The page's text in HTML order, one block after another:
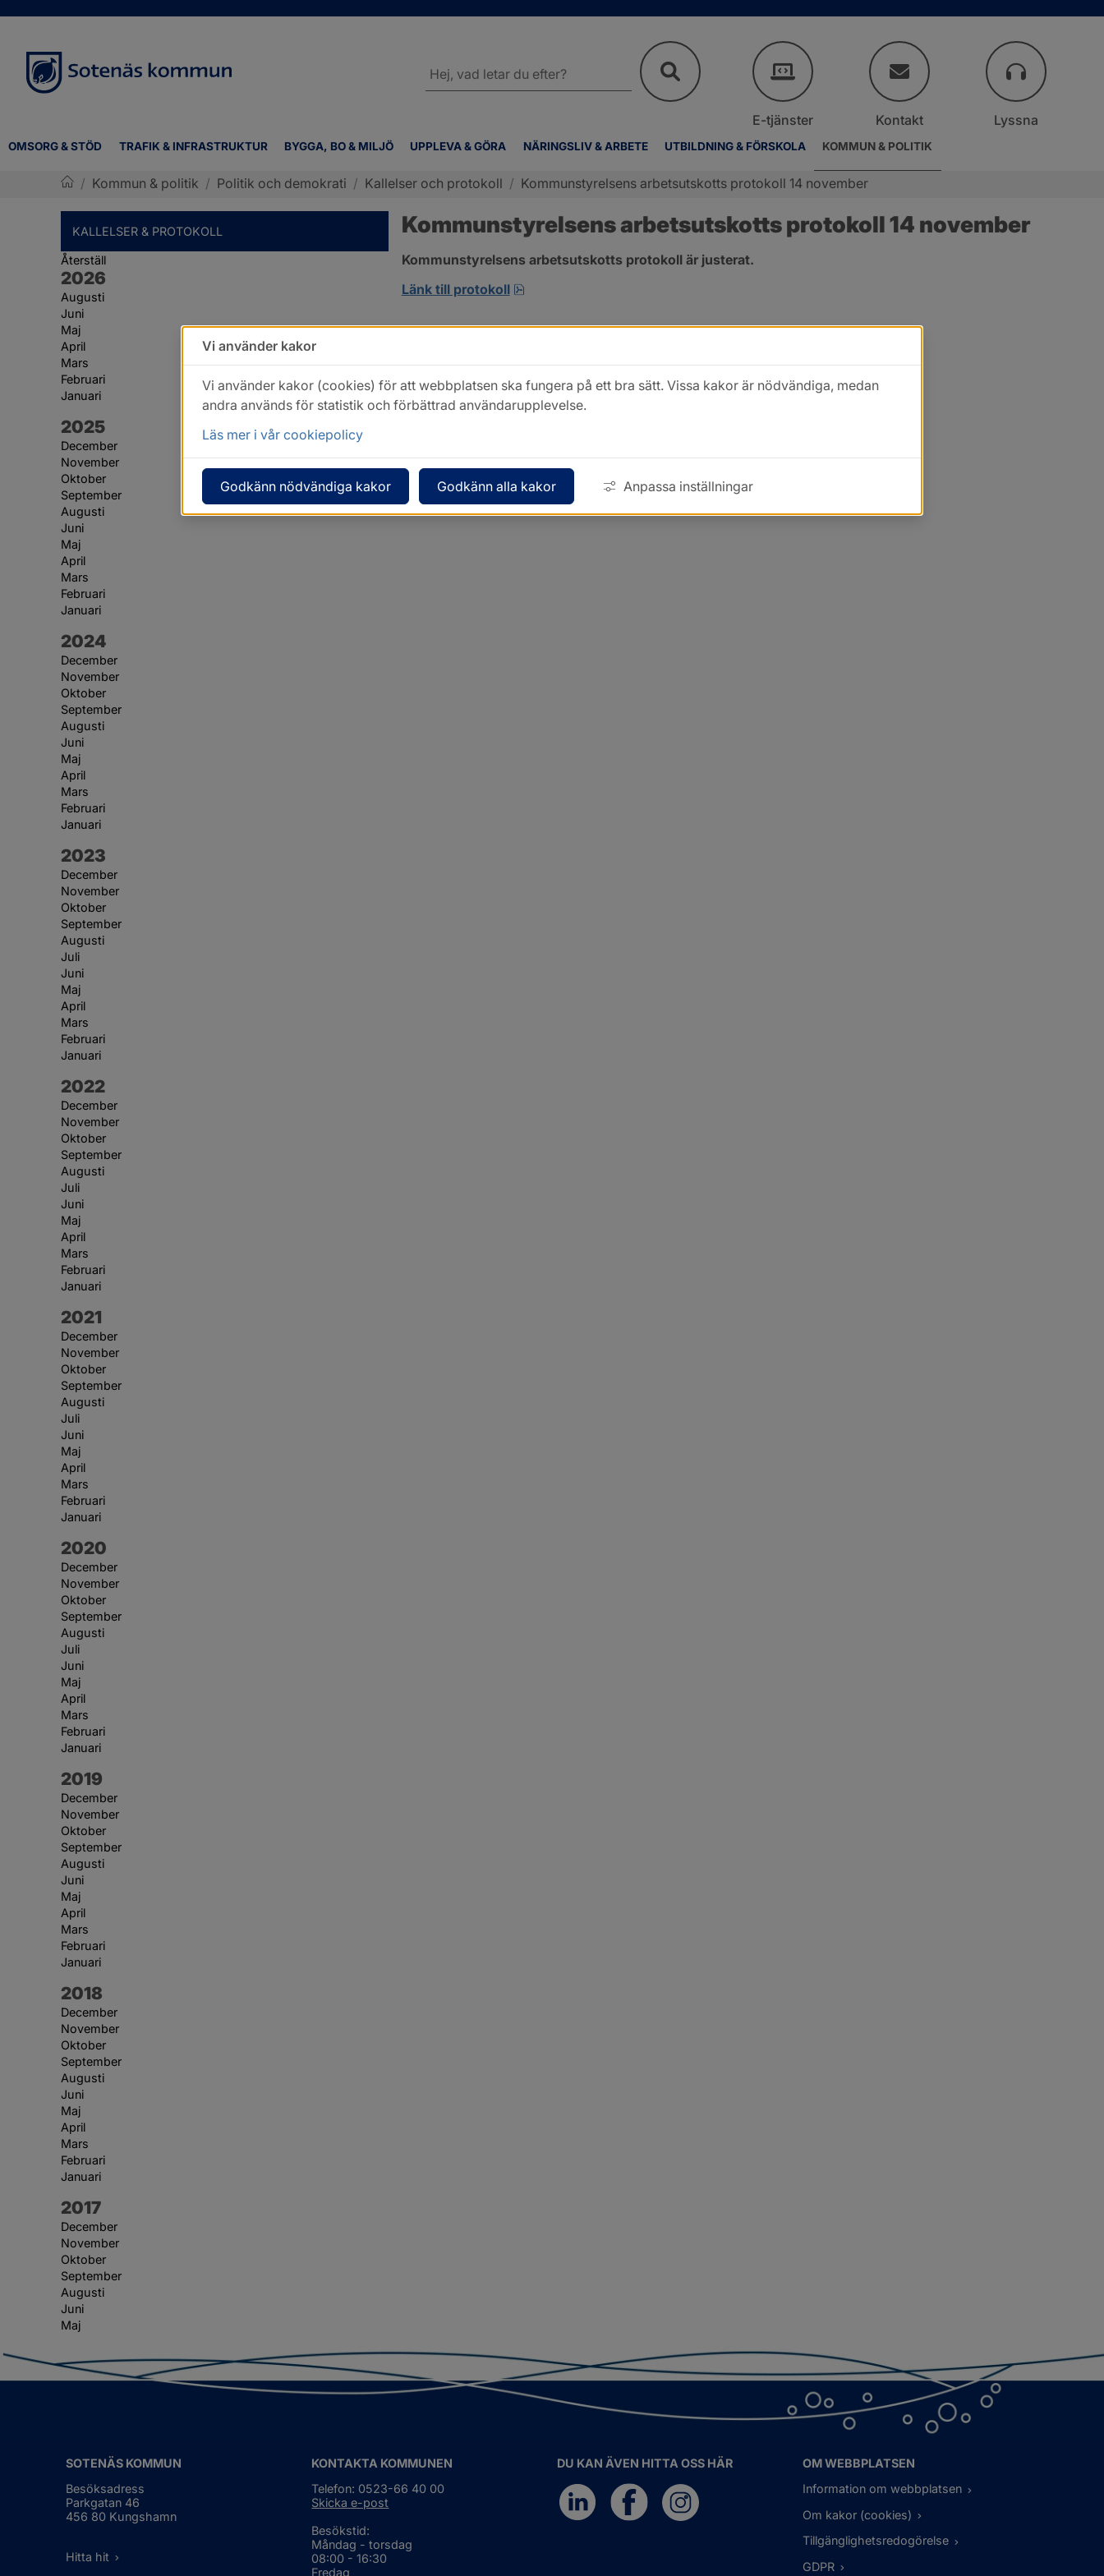
OMSORG & STÖD TRAFIK & INFRASTRUKTUR BYGGA, BO & MILJÖ UPPLEVA & GÖRA NÄRINGSLIV & ARBETE UTBILDNING & FÖRSKOLA KOMMUN & POLITIK
webbplatsen
E-tjänster Kontakt Lyssna
/ Kommun & politik / Politik och demokrati / Kallelser och protokoll / Kommunstyrelsens arbetsutskotts protokoll 14 november
KALLELSER & PROTOKOLL
Återställ
År:
2026
Augusti
Juni
Maj
April
Mars
Februari
Januari
År:
2025
December
November
Oktober
September
Augusti
Juni
Maj
April
Mars
Februari
Januari
År:
2024
December
November
Oktober
September
Augusti
Juni
Maj
April
Mars
Februari
Januari
År:
2023
December
November
Oktober
September
Augusti
Juli
Juni
Maj
April
Mars
Februari
Januari
År:
2022
December
November
Oktober
September
Augusti
Juli
Juni
Maj
April
Mars
Februari
Januari
År:
2021
December
November
Oktober
September
Augusti
Juli
Juni
Maj
April
Mars
Februari
Januari
År:
2020
December
November
Oktober
September
Augusti
Juli
Juni
Maj
April
Mars
Februari
Januari
År:
2019
December
November
Oktober
September
Augusti
Juni
Maj
April
Mars
Februari
Januari
År:
2018
December
November
Oktober
September
Augusti
Juni
Maj
April
Mars
Februari
Januari
År:
2017
December
November
Oktober
September
Augusti
Juni
Maj
Kommunstyrelsens arbetsutskotts protokoll 14 november
Kommunstyrelsens arbetsutskotts protokoll är justerat.
Länk till protokoll
pdf, 315.3 kB, öppnas i nytt fönster.
SOTENÄS KOMMUN
Besöksadress
Parkgatan 46
456 80 Kungshamn
Hitta hit
KONTAKTA KOMMUNEN
Telefon: 0523-66 40 00
Skicka e-post
Besökstid:
Måndag - torsdag
08:00 - 16:30
Fredag
DU KAN ÄVEN HITTA OSS HÄR
OM WEBBPLATSEN
Information om webbplatsen
Om kakor (cookies)
Tillgänglighetsredogörelse
GDPR
Vi använder kakor
Vi använder kakor (cookies) för att webbplatsen ska fungera på ett bra sätt. Vissa kakor är nödvändiga, medan
andra används för statistik och förbättrad användarupplevelse.
Läs mer i vår cookiepolicy
Godkänn nödvändiga kakor Godkänn alla kakor Anpassa inställningar